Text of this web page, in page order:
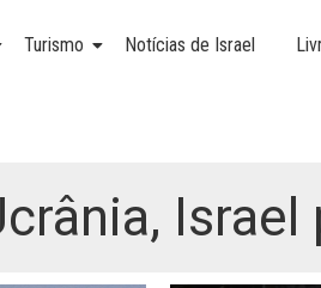
Turismo Notícias de Israel